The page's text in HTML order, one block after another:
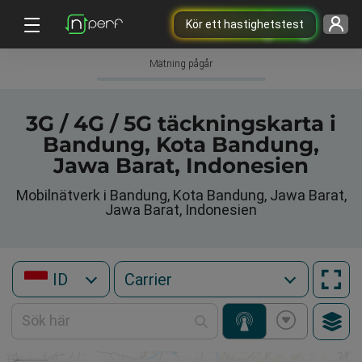
Kör ett hastighetstest
Mätning pågår
3G / 4G / 5G täckningskarta i
Bandung, Kota Bandung,
Jawa Barat, Indonesien
Mobilnätverk i Bandung, Kota Bandung, Jawa Barat,
Jawa Barat, Indonesien
ID